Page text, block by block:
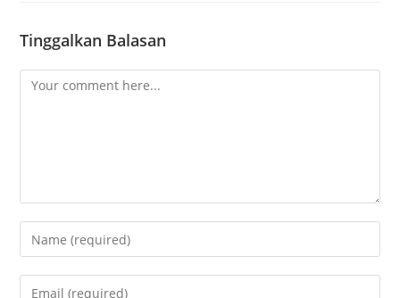
Tinggalkan Balasan
Comment
Enter
your
name
Enter